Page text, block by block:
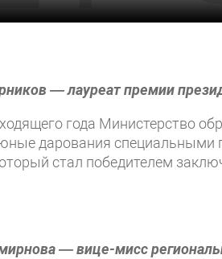
— лауреат премии
года Министерство
дарования
стал победителем
— вице-мисс